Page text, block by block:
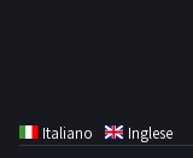
codice che
ti invieremo
Italiano
Inglese